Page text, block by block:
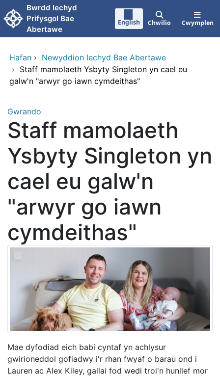
Neidio i'r prif gynnwy
Bwrdd lechyd
Prifysgol Bae
Abertawe
English Chwilio Cwymplen
Hafan › Newyddion Iechyd Bae Abertawe
› Staff mamolaeth Ysbyty Singleton yn cael eu
galw'n "arwyr go iawn cymdeithas"
Gwrando
Staff mamolaeth
Ysbyty Singleton yn
cael eu galw'n
"arwyr go iawn
cymdeithas"
Mae dyfodiad eich babi cyntaf yn achlysur
gwirioneddol gofiadwy i'r rhan fwyaf o barau ond i
Lauren ac Alex Kiley, gallai fod wedi troi'n hunllef mor